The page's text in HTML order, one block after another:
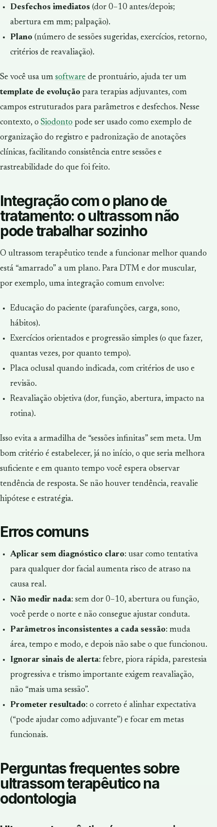
Desfechos imediatos (dor 0–10 antes/depois;
abertura em mm; palpação).
Plano (número de sessões sugeridas, exercícios, retorno,
critérios de reavaliação).
Se você usa um software de prontuário, ajuda ter um
template de evolução para terapias adjuvantes, com
campos estruturados para parâmetros e desfechos. Nesse
contexto, o Siodonto pode ser usado como exemplo de
organização do registro e padronização de anotações
clínicas, facilitando consistência entre sessões e
rastreabilidade do que foi feito.
Integração com o plano de
tratamento: o ultrassom não
pode trabalhar sozinho
O ultrassom terapêutico tende a funcionar melhor quando
está “amarrado” a um plano. Para DTM e dor muscular,
por exemplo, uma integração comum envolve:
Educação do paciente (parafunções, carga, sono,
hábitos).
Exercícios orientados e progressão simples (o que fazer,
quantas vezes, por quanto tempo).
Placa oclusal quando indicada, com critérios de uso e
revisão.
Reavaliação objetiva (dor, função, abertura, impacto na
rotina).
Isso evita a armadilha de “sessões infinitas” sem meta. Um
bom critério é estabelecer, já no início, o que seria melhora
suficiente e em quanto tempo você espera observar
tendência de resposta. Se não houver tendência, reavalie
hipótese e estratégia.
Erros comuns
Aplicar sem diagnóstico claro: usar como tentativa
para qualquer dor facial aumenta risco de atraso na
causa real.
Não medir nada: sem dor 0–10, abertura ou função,
você perde o norte e não consegue ajustar conduta.
Parâmetros inconsistentes a cada sessão: muda
área, tempo e modo, e depois não sabe o que funcionou.
Ignorar sinais de alerta: febre, piora rápida, parestesia
progressiva e trismo importante exigem reavaliação,
não “mais uma sessão”.
Prometer resultado: o correto é alinhar expectativa
(“pode ajudar como adjuvante”) e focar em metas
funcionais.
Perguntas frequentes sobre
ultrassom terapêutico na
odontologia